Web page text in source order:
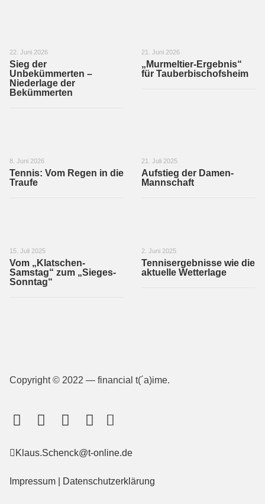
22. Juni 2026
Sieg der
Unbekümmerten –
Niederlage der
Bekümmerten
21. Juni 2026
„Murmeltier-Ergebnis“
für Tauberbischofsheim
8. Juni 2026
Tennis: Vom Regen in die
Traufe
21. Juli 2025
Aufstieg der Damen-
Mannschaft
15. Juli 2025
Vom „Klatschen-
Samstag“ zum „Sieges-
Sonntag“
2. Juni 2025
Tennisergebnisse wie die
aktuelle Wetterlage
Copyright © 2022 — financial t(´a)ime.
Klaus.Schenck@t-online.de
Impressum Datenschutzerklärung